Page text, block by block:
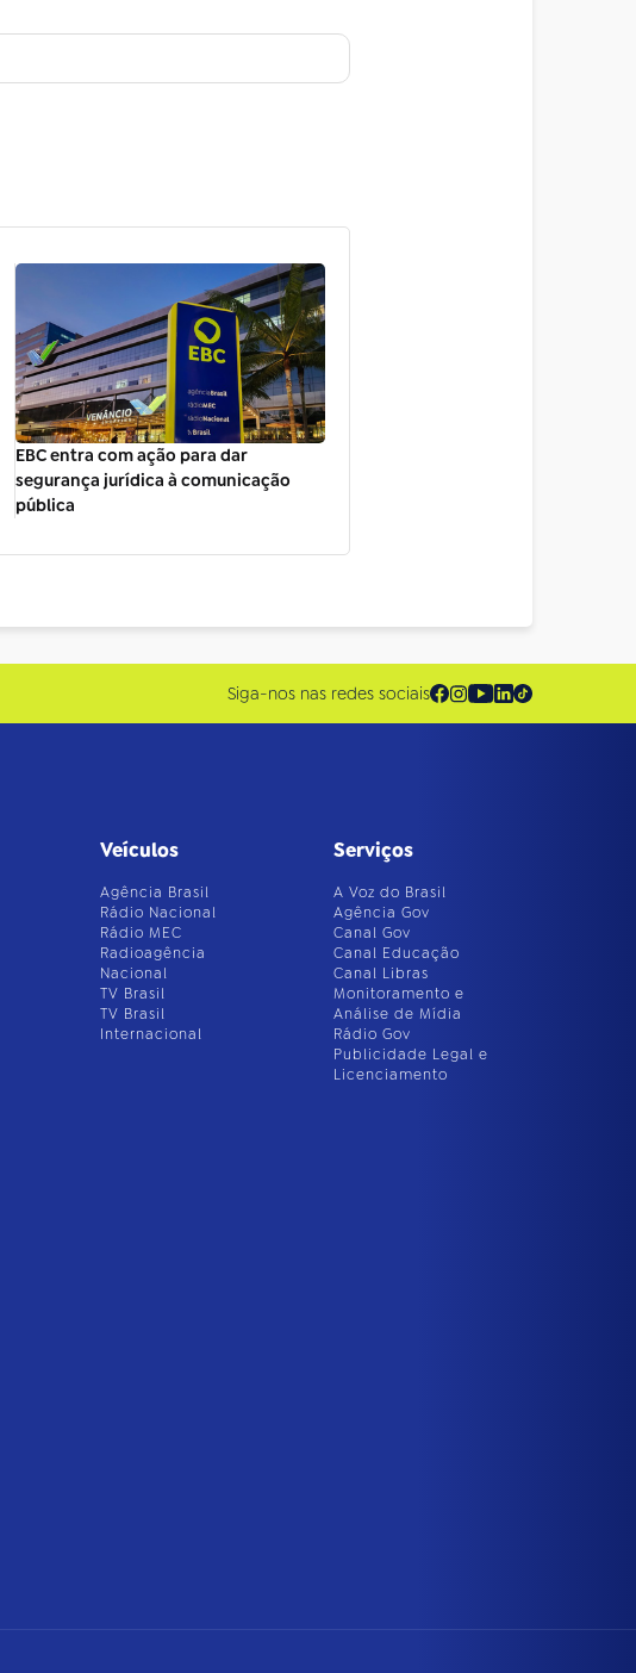
EBC entra com ação para dar
segurança jurídica à comunicação
pública
Siga-nos nas redes sociais
Veículos
Agência Brasil
Rádio Nacional
Rádio MEC
Radioagência
Nacional
TV Brasil
TV Brasil
Internacional
Serviços
A Voz do Brasil
Agência Gov
Canal Gov
Canal Educação
Canal Libras
Monitoramento e
Análise de Mídia
Rádio Gov
Publicidade Legal e
Licenciamento